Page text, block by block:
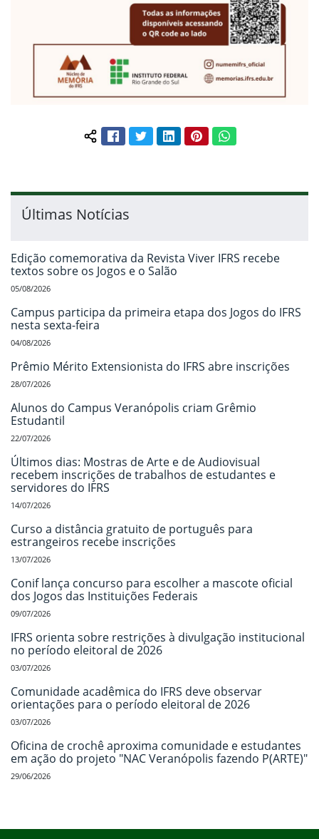
Compartilhar conteúdo:
FacebookTwitterLinkedInPinterestWhatsApp
Últimas Notícias
Edição comemorativa da Revista Viver IFRS recebe
textos sobre os Jogos e o Salão
05/08/2026
Campus participa da primeira etapa dos Jogos do IFRS
nesta sexta-feira
04/08/2026
Prêmio Mérito Extensionista do IFRS abre inscrições
28/07/2026
Alunos do Campus Veranópolis criam Grêmio
Estudantil
22/07/2026
Últimos dias: Mostras de Arte e de Audiovisual
recebem inscrições de trabalhos de estudantes e
servidores do IFRS
14/07/2026
Curso a distância gratuito de português para
estrangeiros recebe inscrições
13/07/2026
Conif lança concurso para escolher a mascote oficial
dos Jogos das Instituições Federais
09/07/2026
IFRS orienta sobre restrições à divulgação institucional
no período eleitoral de 2026
03/07/2026
Comunidade acadêmica do IFRS deve observar
orientações para o período eleitoral de 2026
03/07/2026
Oficina de crochê aproxima comunidade e estudantes
em ação do projeto "NAC Veranópolis fazendo P(ARTE)"
29/06/2026